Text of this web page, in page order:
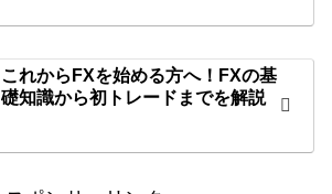
これからFXを始める方へ！FXの基
礎知識から初トレードまでを解説